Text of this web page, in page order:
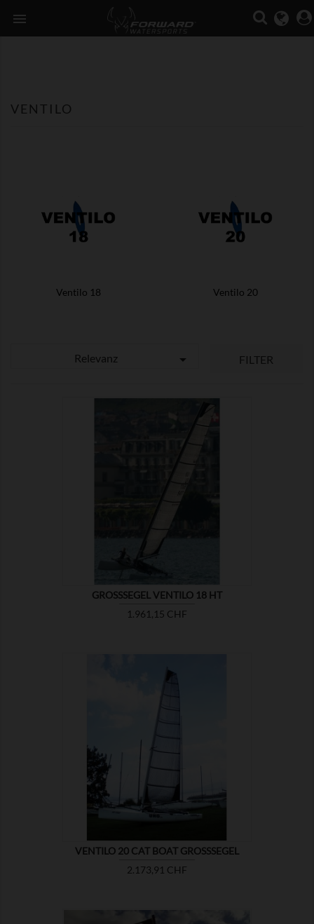

VENTILO
Ventilo 18 Ventilo 20
Relevanz  FILTER
GROSSSEGEL VENTILO 18 HT
Preis
1.961,15 CHF
VENTILO 20 CAT BOAT GROSSSEGEL
Preis
2.173,91 CHF
ZEIGEN 